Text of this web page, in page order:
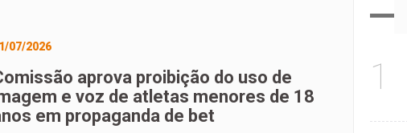
07/2026
aprova proibição do uso de
e voz de atletas menores de 18
em propaganda de bet
1